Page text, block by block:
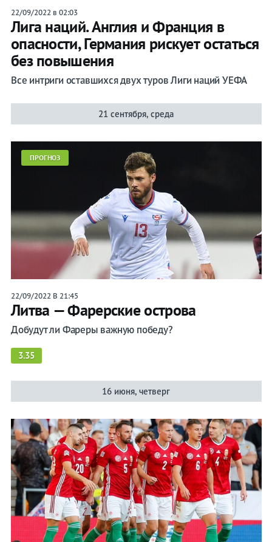
22/09/2022 в 02:03
Лига наций. Англия и Франция в
опасности, Германия рискует остаться
без повышения
Все интриги оставшихся двух туров Лиги наций УЕФА
21 сентября, среда
ПРОГНОЗ
22/09/2022 В 21:45
Литва — Фарерские острова
Добудут ли Фареры важную победу?
3.35
16 июня, четверг